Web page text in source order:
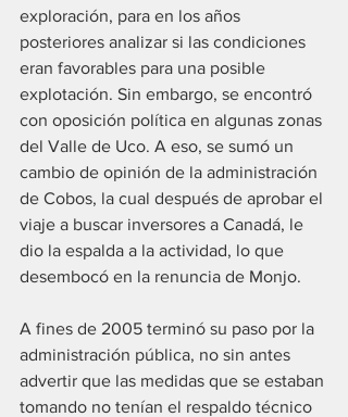
exploración, para en los años
posteriores analizar si las condiciones
eran favorables para una posible
explotación. Sin embargo, se encontró
con oposición política en algunas zonas
del Valle de Uco. A eso, se sumó un
cambio de opinión de la administración
de Cobos, la cual después de aprobar el
viaje a buscar inversores a Canadá, le
dio la espalda a la actividad, lo que
desembocó en la renuncia de Monjo.
A fines de 2005 terminó su paso por la
administración pública, no sin antes
advertir que las medidas que se estaban
tomando no tenían el respaldo técnico